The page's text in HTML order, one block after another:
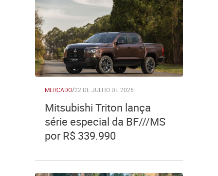
MERCADO/22 DE JULHO DE 2026
Mitsubishi Triton lança
série especial da BF///MS
por R$ 339.990